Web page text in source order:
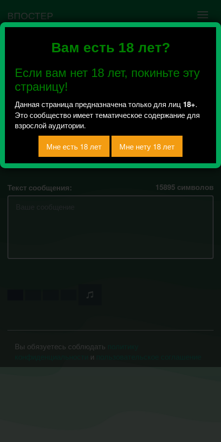
Вам есть 18 лет?
Если вам нет 18 лет, покиньте эту
страницу!
Данная страница предназначена только для лиц 18+.
Это сообщество имеет тематическое содержание для
взрослой аудитории.
ВПОСТЕР
Ошибка VK API #5
сообщества нужно авторизоваться на сервисе
повторно.
Подслушано.
СТУДЛИДЕР 2018
Текст сообщения: 15895 символов
Вы обязуетесь соблюдать
и